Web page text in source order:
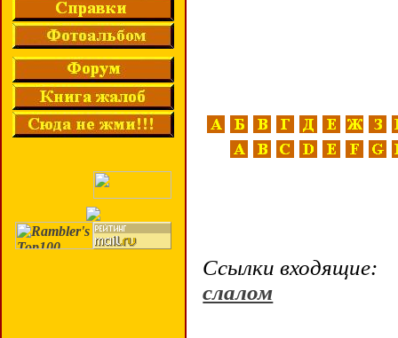
Ссылки входящие:
слалом